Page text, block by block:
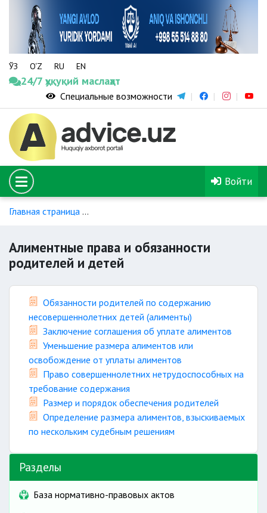
ЎЗ O‘Z RU EN
24/7 ҳуқуқий маслаҳат
Специальные возможности
Войти
Главная страница
Алиментные права и обязанности
родителей и детей
Обязанности родителей по содержанию
несовершеннолетних детей (алименты)
Заключение соглашения об уплате алиментов
Уменьшение размера алиментов или
освобождение от уплаты алиментов
Право совершеннолетних нетрудоспособных на
требование содержания
Размер и порядок обеспечения родителей
Определение размера алиментов, взыскиваемых
по нескольким судебным решениям
Разделы
База нормативно-правовых актов